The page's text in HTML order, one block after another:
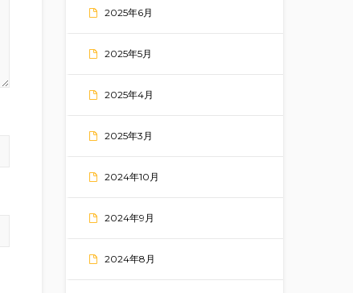
2025年6月
2025年5月
2025年4月
2025年3月
2024年10月
2024年9月
2024年8月